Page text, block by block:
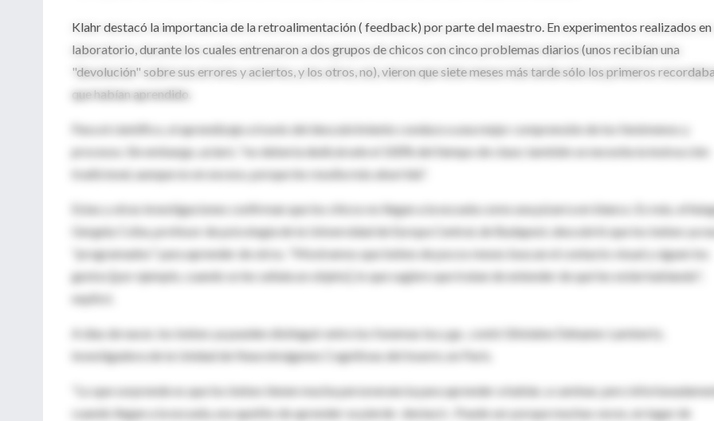
Klahr destacó la importancia de la retroalimentación ( feedback) por parte del maestro. En experimentos realizados en
laboratorio, durante los cuales entrenaron a dos grupos de chicos con cinco problemas diarios (unos recibían una
"devolución" sobre sus errores y aciertos, y los otros, no), vieron que siete meses más tarde sólo los primeros
que habían aprendido.
Para el científico, el aprendizaje a través del descubrimiento conduce a una mejor comprensión de los fenómenos y
procesos. Sin embargo, aclaró, "no debería dedicársele el 100% del tiempo de clase; también se necesita la instrucción
tradicional, aunque no en exceso, porque les resulta más aburrida".
Estas y otras investigaciones confirman que los chicos no llegan a la escuela como una pizarra en blanco. Es más, el
Gergely Csiba, profesor de psicología de la Universidad de Europa Central, de Budapest, descubrió que los bebes ya
"programados" para aprender de otros. "Mostramos que bebes de pocos meses buscan el contacto visual y siguen los
gestos [por ejemplo, cuando se les señala un objeto], lo que sugiere que tratan de entender de qué les están hablando",
explicó.
A días de nacer, los bebes ya pueden distinguir entre los fonemas ba y ga , contó Ghislaine Dehaene-Lambertz,
investigadora de la Unidad de Neuroimágenes Cognitivas del Inserm, en París.
"Lo que sorprende es que los bebes tienen mucha perseverancia para aprender a hablar, a caminar, pero
cuando llegan a la escuela, ese apetito de aprender se pierde -destacó-. Puede ser porque muchas veces, en lugar de